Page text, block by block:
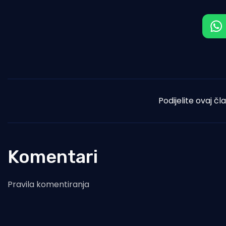
Podijelite ovaj
Komentari
Pravila komentiranja